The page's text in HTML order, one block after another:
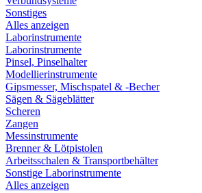
Sonstiges
Alles anzeigen
Laborinstrumente
Laborinstrumente
Pinsel, Pinselhalter
Modellierinstrumente
Gipsmesser, Mischspatel & -Becher
Sägen & Sägeblätter
Scheren
Zangen
Messinstrumente
Brenner & Lötpistolen
Arbeitsschalen & Transportbehälter
Sonstige Laborinstrumente
Alles anzeigen